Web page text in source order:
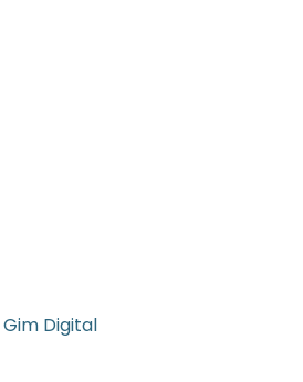
Gim Digital